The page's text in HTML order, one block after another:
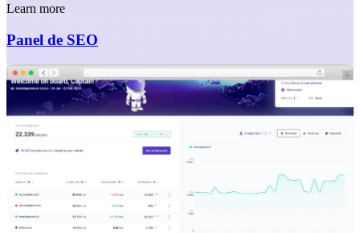
Learn more
Panel de SEO